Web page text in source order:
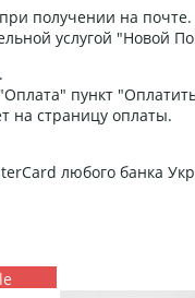
получении на почте.
услугой "Новой
пункт
на страницу оплаты.
любого банка